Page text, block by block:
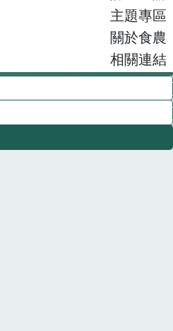
主題專區
關於食農
相關連結